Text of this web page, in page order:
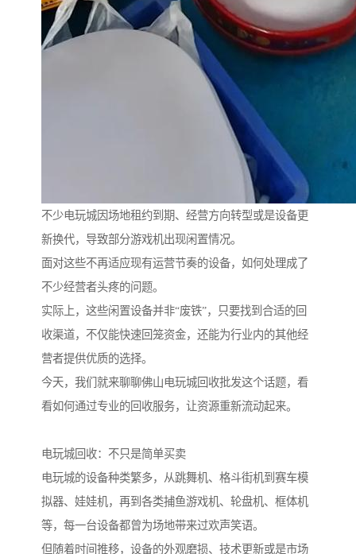
不少电玩城因场地租约到期、经营方向转型或是设备更
新换代，导致部分游戏机出现闲置情况。
面对这些不再适应现有运营节奏的设备，如何处理成了
不少经营者头疼的问题。
实际上，这些闲置设备并非“废铁”，只要找到合适的回
收渠道，不仅能快速回笼资金，还能为行业内的其他经
营者提供优质的选择。
今天，我们就来聊聊佛山电玩城回收批发这个话题，看
看如何通过专业的回收服务，让资源重新流动起来。
电玩城回收：不只是简单买卖
电玩城的设备种类繁多，从跳舞机、格斗街机到赛车模
拟器、娃娃机，再到各类捕鱼游戏机、轮盘机、框体机
等，每一台设备都曾为场地带来过欢声笑语。
但随着时间推移，设备的外观磨损、技术更新或是市场